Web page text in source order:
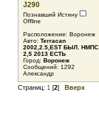
J290
Познавший Истину
Offline
Расположение: Воронеж
Авто: Terracan
2002,2.5,EST БЫЛ. НМПС
2,5 2013 ЕСТЬ
Город: Воронеж
Сообщений: 1292
Александр
Страниц: 1 [2] Вверх